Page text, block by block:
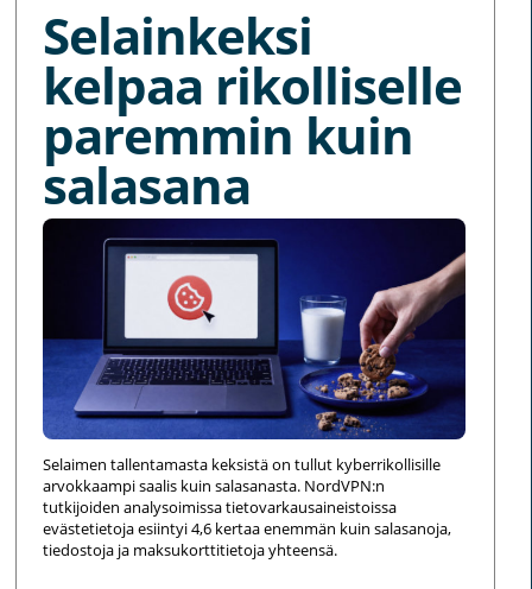
Selainkeksi
kelpaa rikolliselle
paremmin kuin
salasana
Selaimen tallentamasta keksistä on tullut kyberrikollisille
arvokkaampi saalis kuin salasanasta. NordVPN:n
tutkijoiden analysoimissa tietovarkausaineistoissa
evästetietoja esiintyi 4,6 kertaa enemmän kuin salasanoja,
tiedostoja ja maksukorttitietoja yhteensä.